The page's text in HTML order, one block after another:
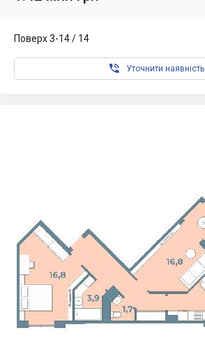
Поверх 3-14 / 14
 Уточнити наявність